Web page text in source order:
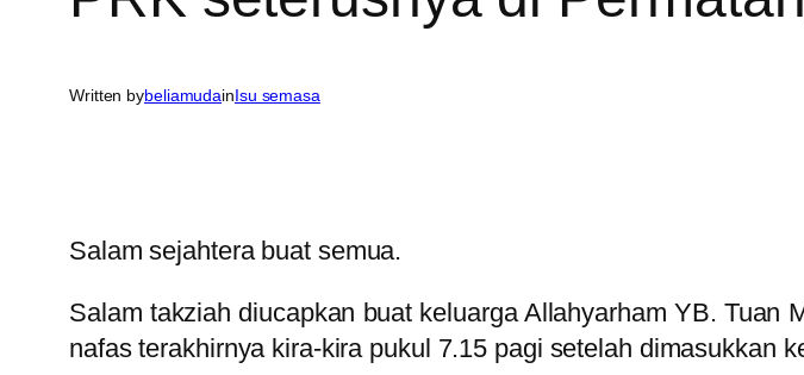
Written bybeliamudainIsu semasa
Salam sejahtera buat semua.
Salam takziah diucapkan buat keluarga Allahyarham YB. Tuan
nafas terakhirnya kira-kira pukul 7.15 pagi setelah dimasukkan